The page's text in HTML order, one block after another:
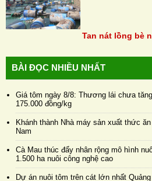
Tan nát lồng bè
BÀI ĐỌC NHIỀU NHẤT
Giá tôm ngày 8/8: Thương lái chưa
175.000 đồng/kg
Khánh thành Nhà máy sản xuất thức
Nam
Cà Mau thúc đẩy nhân rộng mô hình
1.500 ha nuôi công nghệ cao
Dự án nuôi tôm trên cát lớn nhất